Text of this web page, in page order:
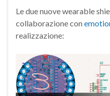
Le due nuove wearable
collaborazione con
realizzazione: